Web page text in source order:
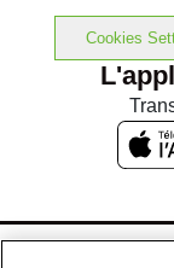
Cookies